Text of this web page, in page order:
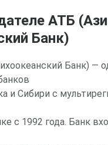
АТБ
Банк)
Банк) —
и Сибири с
с 1992 года. Банк